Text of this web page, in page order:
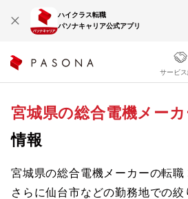
ハイクラス転職
パソナキャリア公式アプリ
サービ
宮城県の総合電機メーカ
情報
宮城県の総合電機メーカーの転職
さらに仙台市などの勤務地での